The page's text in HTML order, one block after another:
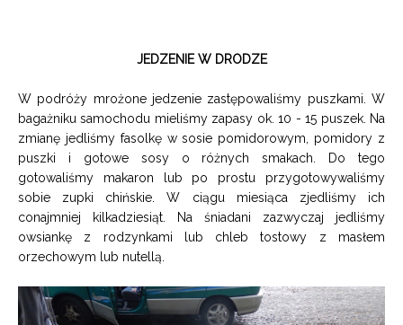
JEDZENIE W DRODZE
W podróży mrożone jedzenie zastępowaliśmy puszkami. W
bagażniku samochodu mieliśmy zapasy ok. 10 - 15 puszek. Na
zmianę jedliśmy fasolkę w sosie pomidorowym, pomidory z
puszki i gotowe sosy o różnych smakach. Do tego
gotowaliśmy makaron lub po prostu przygotowywaliśmy
sobie zupki chińskie. W ciągu miesiąca zjedliśmy ich
conajmniej kilkadziesiąt.
Na śniadani zazwyczaj jedliśmy
owsiankę z rodzynkami lub chleb tostowy z masłem
orzechowym lub nutellą.